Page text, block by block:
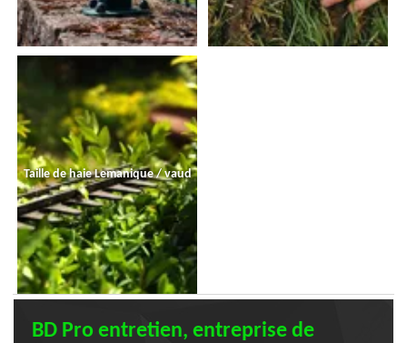
Taille de haie Lemanique / vaud
BD Pro entretien, entreprise de